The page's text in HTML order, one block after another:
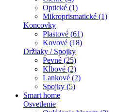
Optické (1)
Mikroprismatické (1)
Koncovky
Plastové (61)
Kovové (18)
Držiaky / Spojky
Pevné (25)
Kĺbové (2)
Lankové (2)
Spojky (5)
Smart home
Osvetlenie